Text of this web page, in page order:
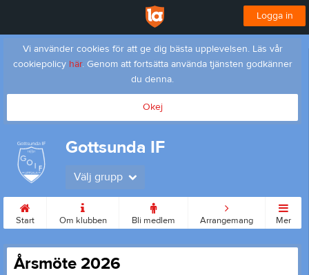
Logga in
Vi använder cookies för att ge dig bästa upplevelsen. Läs vår
cookiepolicy här. Genom att fortsätta använda tjänsten godkänner
du denna.
Okej
Gottsunda IF
Välj grupp
Start Om klubben Bli medlem Arrangemang Mer
Årsmöte 2026